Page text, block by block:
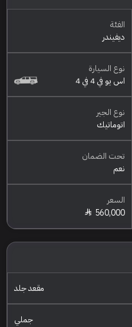
الفئة
ديفيندر
نوع السيارة
اس يو في 4 في 4
نوع الجير
اتوماتيك
تحت الضمان
نعم
السعر
560,000
مقعد جلد
جملي